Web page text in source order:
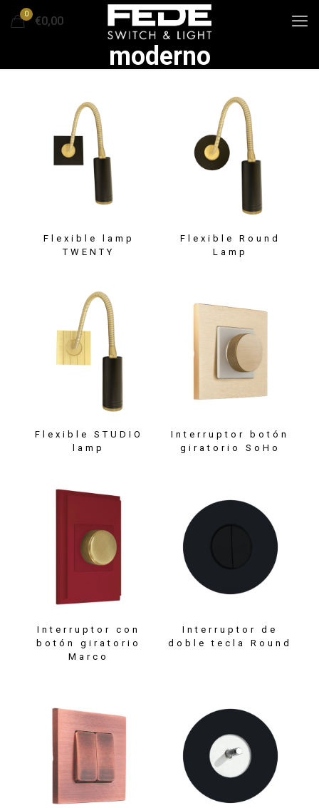
0
€0,00
moderno
Flexible lamp
TWENTY
Flexible Round
Lamp
Flexible STUDIO
lamp
Interruptor botón
giratorio SoHo
Interruptor con
botón giratorio
Marco
Interruptor de
doble tecla Round